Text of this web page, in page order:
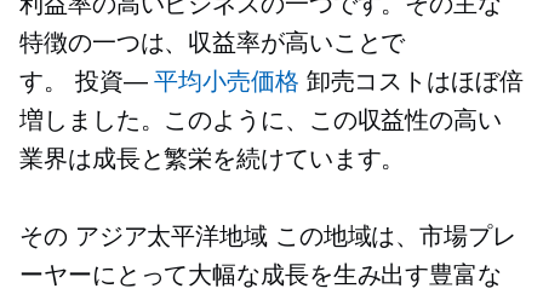
特徴の一つは、収益率が高いことで
す。 投資— 平均小売価格 卸売コストはほぼ倍
増しました。このように、この収益性の高い
業界は成長と繁栄を続けています。
その アジア太平洋地域この地域は、市場プレ
ーヤーにとって大幅な成長を生み出す豊富な